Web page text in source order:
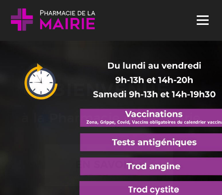
Skip to content
Menu
BIENVENUE
à la Pharmacie de la Mairie
EN SAVOIR +